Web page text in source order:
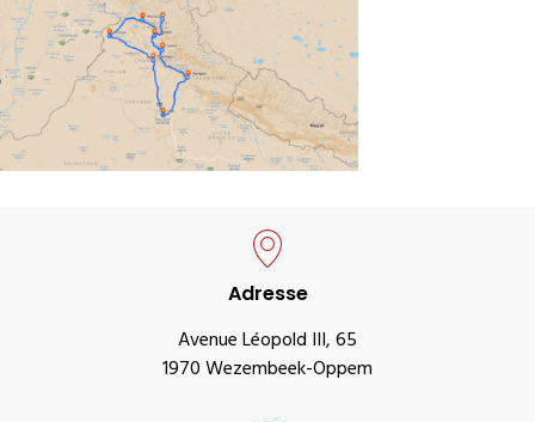
Adresse
Avenue Léopold III, 65
1970 Wezembeek-Oppem